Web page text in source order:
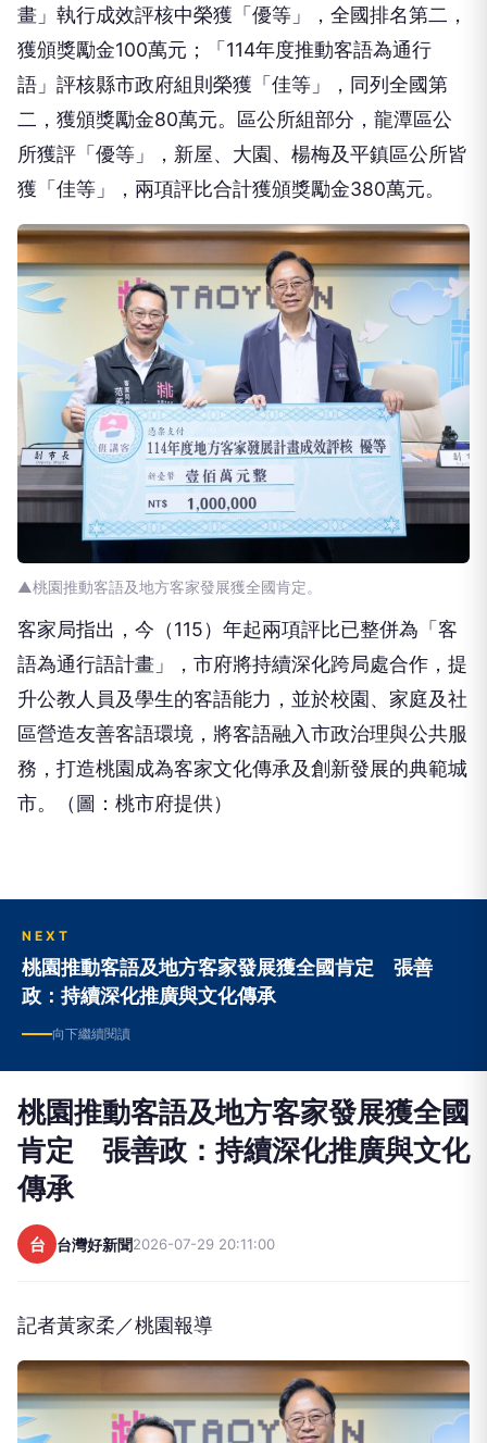
畫」執行成效評核中榮獲「優等」，全國排名第二，
獲頒獎勵金100萬元；「114年度推動客語為通行
語」評核縣市政府組則榮獲「佳等」，同列全國第
二，獲頒獎勵金80萬元。區公所組部分，龍潭區公
所獲評「優等」，新屋、大園、楊梅及平鎮區公所皆
獲「佳等」，兩項評比合計獲頒獎勵金380萬元。
▲桃園推動客語及地方客家發展獲全國肯定。
客家局指出，今（115）年起兩項評比已整併為「客
語為通行語計畫」，市府將持續深化跨局處合作，提
升公教人員及學生的客語能力，並於校園、家庭及社
區營造友善客語環境，將客語融入市政治理與公共服
務，打造桃園成為客家文化傳承及創新發展的典範城
市。（圖：桃市府提供）
NEXT
桃園推動客語及地方客家發展獲全國肯定 張善
政：持續深化推廣與文化傳承
向下繼續閱讀
桃園推動客語及地方客家發展獲全國
肯定 張善政：持續深化推廣與文化
傳承
台 台灣好新聞2026-07-29 20:11:00
記者黃家柔／桃園報導